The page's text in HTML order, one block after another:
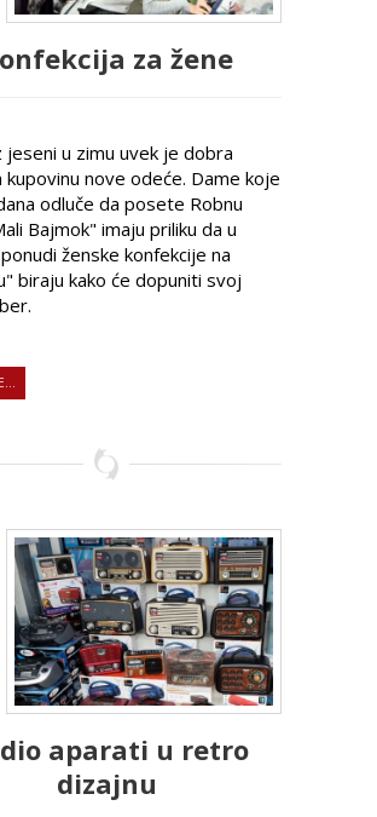
za žene
jeseni u zimu uvek je dobra
kupovinu nove odeće. Dame koje
odluče da posete Robnu
Bajmok" imaju priliku da u
ženske konfekcije na
biraju kako će dopuniti svoj
aparati u retro
dizajnu